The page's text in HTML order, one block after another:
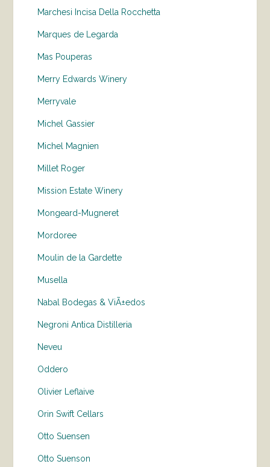
Marchesi Incisa Della Rocchetta
Marques de Legarda
Mas Pouperas
Merry Edwards Winery
Merryvale
Michel Gassier
Michel Magnien
Millet Roger
Mission Estate Winery
Mongeard-Mugneret
Mordoree
Moulin de la Gardette
Musella
Nabal Bodegas & ViÃ±edos
Negroni Antica Distilleria
Neveu
Oddero
Olivier Leflaive
Orin Swift Cellars
Otto Suensen
Otto Suenson